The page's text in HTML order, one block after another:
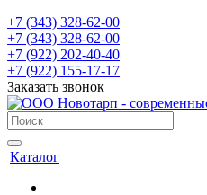
+7 (343) 328-62-00
+7 (343) 328-62-00
+7 (922) 202-40-40
+7 (922) 155-17-17
Заказать звонок
Каталог